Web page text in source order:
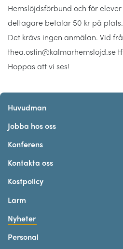
Hemslöjdsförbund och för
deltagare betalar 50 kr på plats.
Det krävs ingen anmälan. Vid
thea.ostin@kalmarhemslojd.se
Hoppas att vi ses!
Huvudman
Jobba hos oss
Konferens
Kontakta oss
Kostpolicy
Larm
Nyheter
Personal